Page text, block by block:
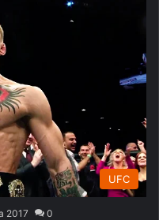
UFC
2017 0